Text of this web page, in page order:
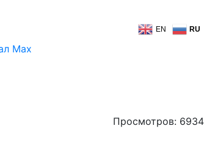
EN RU
Просмотров: 6934